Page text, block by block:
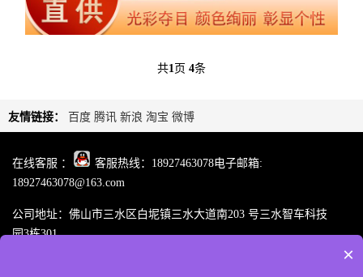
光片光纤导光片冷光
共1 页 4条
友情链接： 百度 腾讯 新浪 淘宝 微博
在线客服 ：
客服热线：18927463078电子邮箱:
18927463078@163.com
公司地址：佛山市三水区白坭镇三水大道南203 号三水智车科技
园3栋301
×